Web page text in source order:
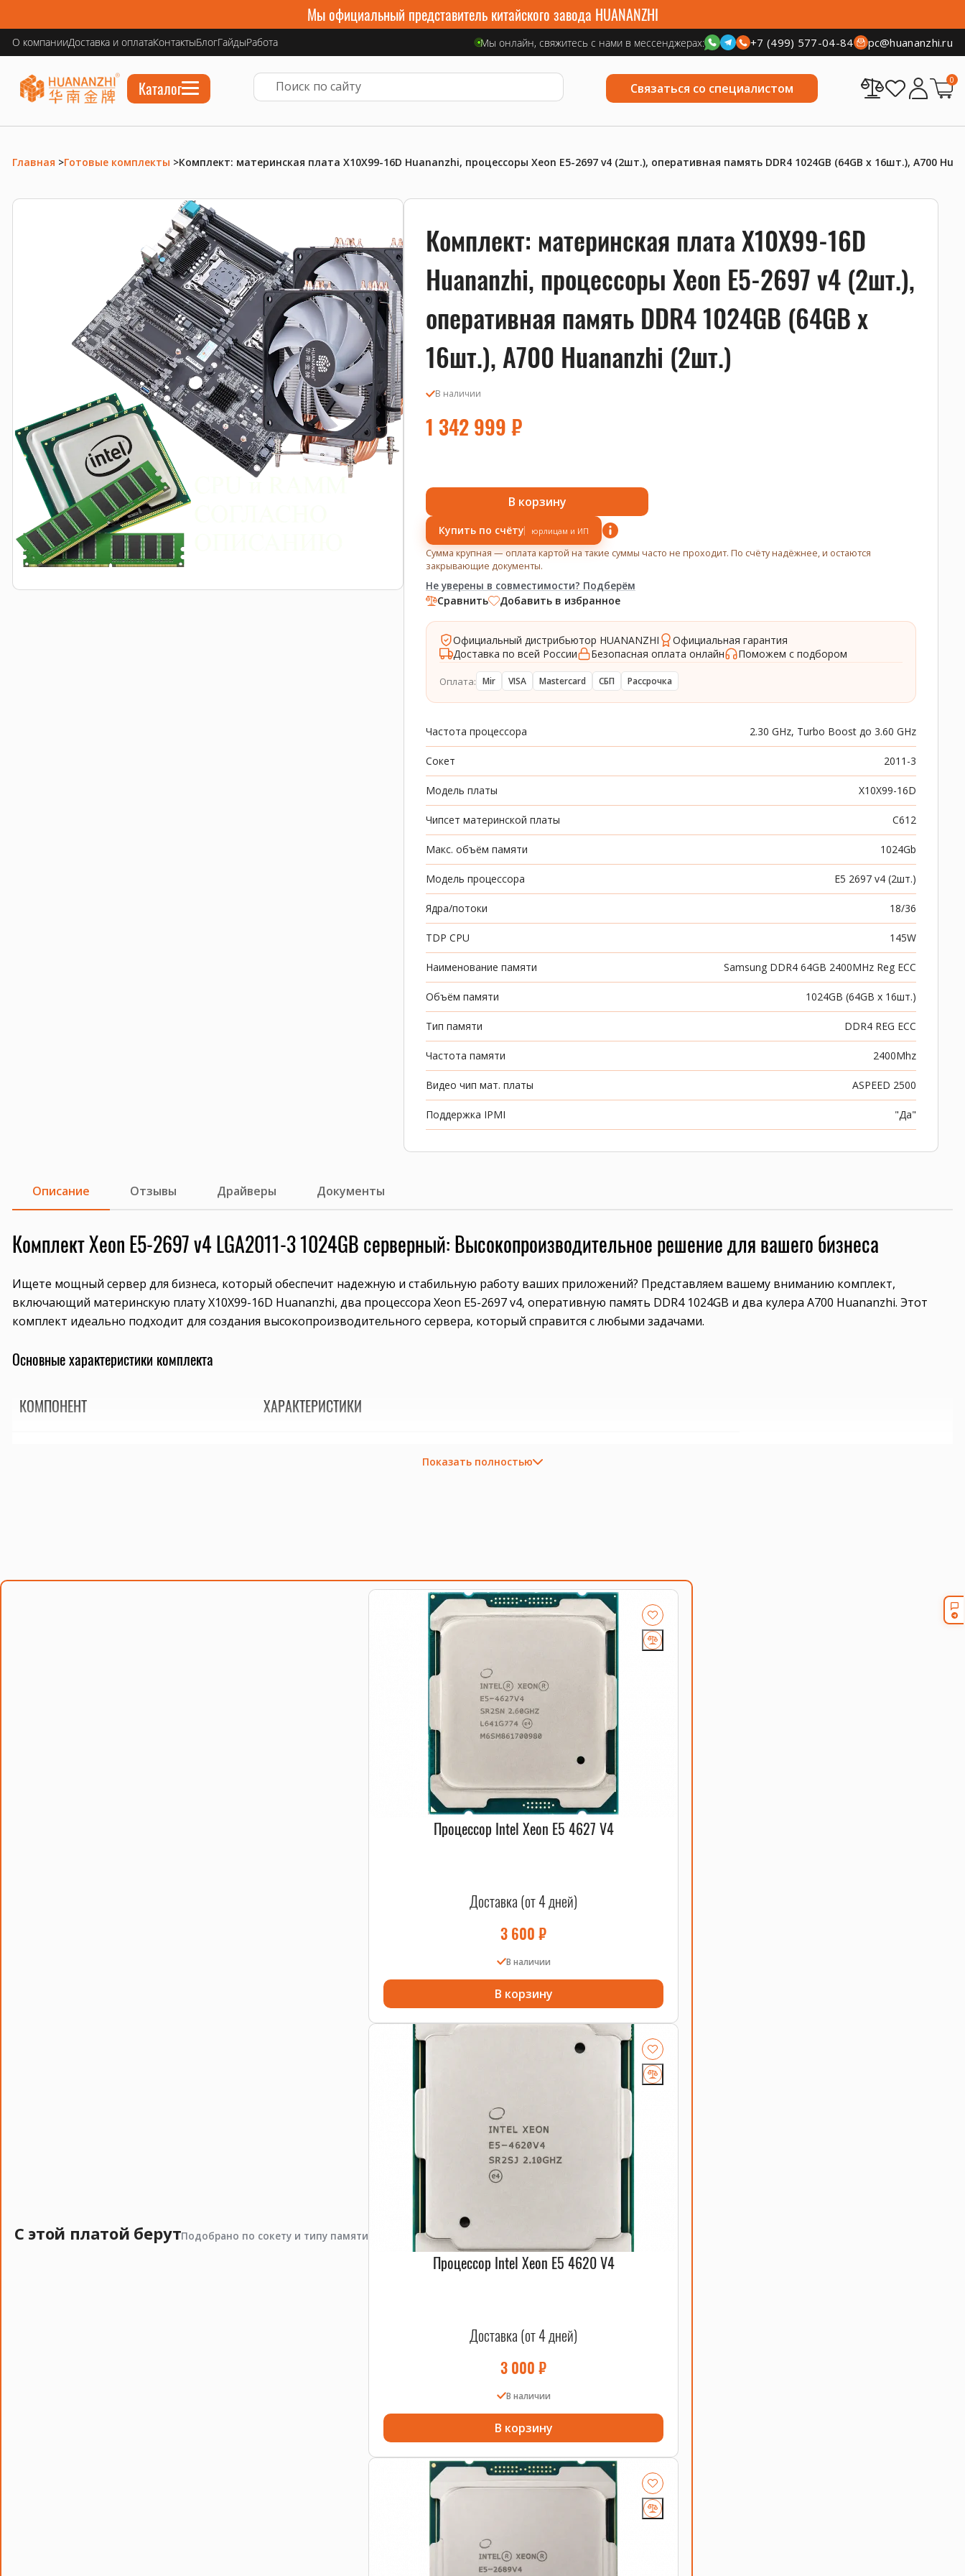
Мы официальный представитель китайского завода HUANANZHI
О компанииДоставка и оплатаКонтактыБлогГайдыРабота Мы онлайн, свяжитесь с нами в мессенджерах: +7 (499) 577-04-84 pc@huananzhi.ru
Каталог Связаться со специалистом
0
Главная >Готовые комплекты >Комплект: материнская плата X10X99-16D Huananzhi, процессоры Xeon E5-2697 v4 (2шт.), оперативная память DDR4 1024GB (64GB x 16шт.), A700
Комплект: материнская плата X10X99-16D
Huananzhi, процессоры Xeon E5-2697 v4 (2шт.),
оперативная память DDR4 1024GB (64GB x
16шт.), A700 Huananzhi (2шт.)
В наличии
1 342 999₽
В корзину
Купить по счёту юрлицам и ИП
Сумма крупная — оплата картой на такие суммы часто не проходит. По счёту надёжнее, и остаются
закрывающие документы.
Не уверены в совместимости? Подберём
Сравнить Добавить в избранное
Официальный дистрибьютор HUANANZHI
Официальная гарантия
Доставка по всей России
Безопасная оплата онлайн Поможем с подбором
Оплата: Mir VISA Mastercard СБП Рассрочка
Частота процессора 2.30 GHz, Turbo Boost до 3.60 GHz
Сокет 2011-3
Модель платы X10X99-16D
Чипсет материнской платы C612
Макс. объём памяти 1024Gb
Модель процессора E5 2697 v4 (2шт.)
Ядра/потоки 18/36
TDP CPU 145W
Наименование памяти Samsung DDR4 64GB 2400MHz Reg ECC
Объём памяти 1024GB (64GB x 16шт.)
Тип памяти DDR4 REG ECC
Частота памяти 2400Mhz
Видео чип мат. платы ASPEED 2500
Поддержка IPMI "Да"
Описание Отзывы Драйверы Документы
Комплект Xeon E5-2697 v4 LGA2011-3 1024GB серверный: Высокопроизводительное решение для вашего бизнеса
Ищете мощный сервер для бизнеса, который обеспечит надежную и стабильную работу ваших приложений? Представляем вашему вниманию комплект,
включающий материнскую плату X10X99-16D Huananzhi, два процессора Xeon E5-2697 v4, оперативную память DDR4 1024GB и два кулера A700 Huananzhi. Этот
комплект идеально подходит для создания высокопроизводительного сервера, который справится с любыми задачами.
Основные характеристики комплекта
КОМПОНЕНТ ХАРАКТЕРИСТИКИ
Huananzhi обеспечивает надежную основу для серверной платформы, поддерживая установку до 1024GB оперативной памяти DDR4. Это позволяет обрабатывать
Процессоры Xeon E5-2697 v4 с 18 ядрами и 36 потоками обеспечивают высокую производительность и многозадачность, что делает их идеальными для серверных
решений. Они поддерживают технологии виртуализации и энергосбережения, что позволяет оптимизировать работу сервера и снизить затраты на
Оперативная память DDR4 1024GB с поддержкой ECC обеспечивает высокую надежность и защиту данных от ошибок. Это особенно важно для серверов,
работающих в критически важных приложениях, где сбои могут привести к значительным потерям.
Показать полностью
С этой платой берутПодобрано по сокету и типу памяти
Процессор Intel Xeon E5 4627 V4
Доставка (от 4 дней)
3 600₽
В наличии
В корзину
Процессор Intel Xeon E5 4620 V4
Доставка (от 4 дней)
3 000₽
В наличии
В корзину